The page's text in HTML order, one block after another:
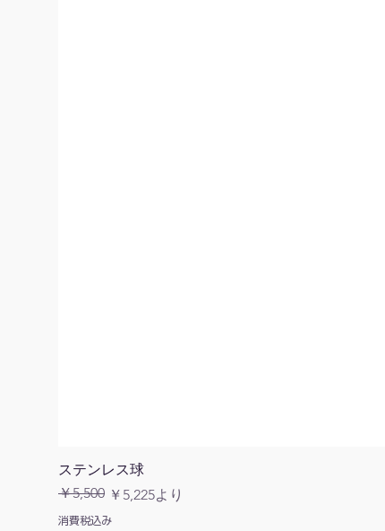
ステンレス球
通常価格
￥5,500 ￥5,225より
セール価格
消費税込み